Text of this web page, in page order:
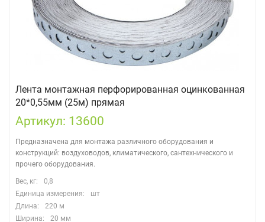
Лента монтажная перфорированная оцинкованная
20*0,55мм (25м) прямая
Артикул: 13600
Предназначена для монтажа различного оборудования и
конструкций: воздуховодов, климатического, сантехнического и
прочего оборудования.
Вес, кг:
0,8
Единица измерения:
шт
Длина:
220 м
Ширина:
20 мм